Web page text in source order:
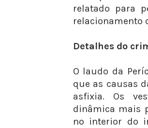
relatado para
relacionamento
Detalhes do
O laudo da
que as causas
asfixia. Os
dinâmica mais
no interior do